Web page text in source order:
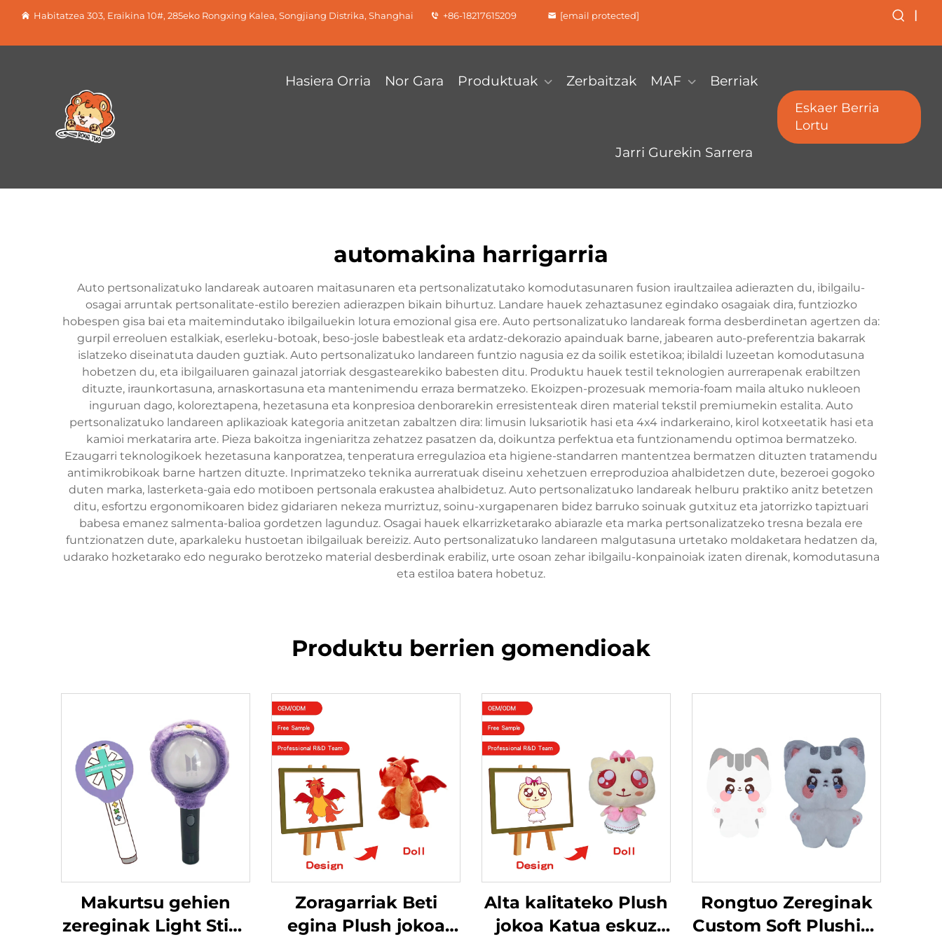
Habitatzea 303, Eraikina 10#, 285eko Rongxing Kalea, Songjiang Distrika, Shanghai +86-18217615209 [email protected] |
Hasiera Orria Nor Gara Produktuak Zerbaitzak MAF Berriak
Jarri Gurekin Sarrera
Eskaer Berria
Lortu
automakina harrigarria
Auto pertsonalizatuko landareak autoaren maitasunaren eta pertsonalizatutako komodutasunaren fusion iraultzailea adierazten du, ibilgailu-
osagai arruntak pertsonalitate-estilo berezien adierazpen bikain bihurtuz. Landare hauek zehaztasunez egindako osagaiak dira, funtziozko
hobespen gisa bai eta maitemindutako ibilgailuekin lotura emozional gisa ere. Auto pertsonalizatuko landareak forma desberdinetan agertzen da:
gurpil erreoluen estalkiak, eserleku-botoak, beso-josle babestleak eta ardatz-dekorazio apainduak barne, jabearen auto-preferentzia bakarrak
islatzeko diseinatuta dauden guztiak. Auto pertsonalizatuko landareen funtzio nagusia ez da soilik estetikoa; ibilaldi luzeetan komodutasuna
hobetzen du, eta ibilgailuaren gainazal jatorriak desgastearekiko babesten ditu. Produktu hauek testil teknologien aurrerapenak erabiltzen
dituzte, iraunkortasuna, arnaskortasuna eta mantenimendu erraza bermatzeko. Ekoizpen-prozesuak memoria-foam maila altuko nukleoen
inguruan dago, koloreztapena, hezetasuna eta konpresioa denborarekin erresistenteak diren material tekstil premiumekin estalita. Auto
pertsonalizatuko landareen aplikazioak kategoria anitzetan zabaltzen dira: limusin luksariotik hasi eta 4x4 indarkeraino, kirol kotxeetatik hasi eta
kamioi merkatarira arte. Pieza bakoitza ingeniaritza zehatzez pasatzen da, doikuntza perfektua eta funtzionamendu optimoa bermatzeko.
Ezaugarri teknologikoek hezetasuna kanporatzea, tenperatura erregulazioa eta higiene-standarren mantentzea bermatzen dituzten tratamendu
antimikrobikoak barne hartzen dituzte. Inprimatzeko teknika aurreratuak diseinu xehetzuen erreproduzioa ahalbidetzen dute, bezeroei gogoko
duten marka, lasterketa-gaia edo motiboen pertsonala erakustea ahalbidetuz. Auto pertsonalizatuko landareak helburu praktiko anitz betetzen
ditu, esfortzu ergonomikoaren bidez gidariaren nekeza murriztuz, soinu-xurgapenaren bidez barruko soinuak gutxituz eta jatorrizko tapiztuari
babesa emanez salmenta-balioa gordetzen lagunduz. Osagai hauek elkarrizketarako abiarazle eta marka pertsonalizatzeko tresna bezala ere
funtzionatzen dute, aparkaleku hustoetan ibilgailuak bereiziz. Auto pertsonalizatuko landareen malgutasuna urtetako moldaketara hedatzen da,
udarako hozketarako edo negurako berotzeko material desberdinak erabiliz, urte osoan zehar ibilgailu-konpainoiak izaten direnak, komodutasuna
eta estiloa batera hobetuz.
Produktu berrien gomendioak
Makurtsu gehien
zereginak Light Stick
Zoragarriak Beti
egina Plush jokoa
Alta kalitateko Plush
jokoa Katua eskuz
Rongtuo Zereginak
Custom Soft Plushies